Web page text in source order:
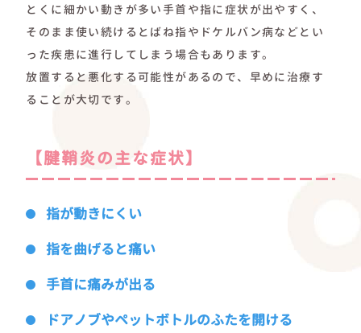
とくに細かい動きが多い手首や指に症状が出やすく、
そのまま使い続けるとばね指やドケルバン病などとい
った疾患に進行してしまう場合もあります。
放置すると悪化する可能性があるので、早めに治療す
ることが大切です。
【腱鞘炎の主な症状】
指が動きにくい
指を曲げると痛い
手首に痛みが出る
ドアノブやペットボトルのふたを開ける